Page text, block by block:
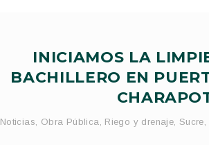
INICIAMOS LA
BACHILLERO EN
Noticias, Obra Pública, Riego y drenaje, Sucre,